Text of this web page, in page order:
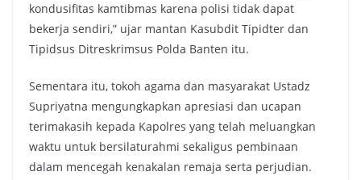
kondusifitas kamtibmas karena polisi tidak dapat
bekerja sendiri,” ujar mantan Kasubdit Tipidter dan
Tipidsus Ditreskrimsus Polda Banten itu.
Sementara itu, tokoh agama dan masyarakat Ustadz
Supriyatna mengungkapkan apresiasi dan ucapan
terimakasih kepada Kapolres yang telah meluangkan
waktu untuk bersilaturahmi sekaligus pembinaan
dalam mencegah kenakalan remaja serta perjudian.